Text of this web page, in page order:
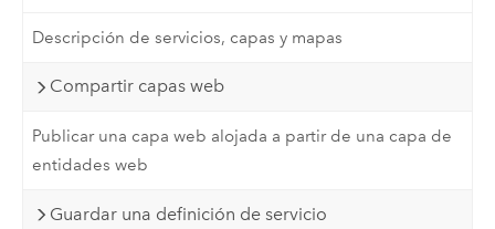
Descripción de servicios, capas y mapas
Compartir capas web
Publicar una capa web alojada a partir de una capa de
entidades web
Guardar una definición de servicio